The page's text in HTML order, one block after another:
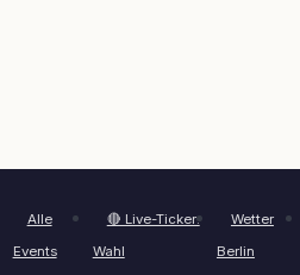
Alle
Events
🔴 Live-Ticker:
Wahl
Wetter
Berlin